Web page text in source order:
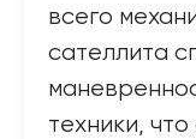
всего
сателлита
техники,